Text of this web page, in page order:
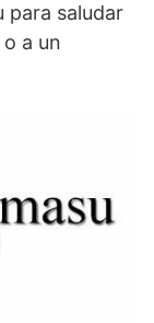
para saludar
a un